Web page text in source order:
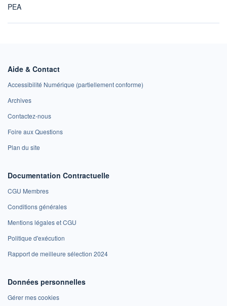
PEA
Aide & Contact
Accessibilité Numérique (partiellement conforme)
Archives
Contactez-nous
Foire aux Questions
Plan du site
Documentation Contractuelle
CGU Membres
Conditions générales
Mentions légales et CGU
Politique d'exécution
Rapport de meilleure sélection 2024
Données personnelles
Gérer mes cookies